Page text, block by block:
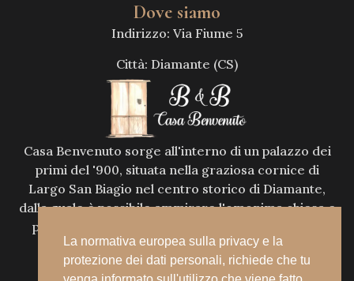
Dove siamo
Indirizzo: Via Fiume 5
Città: Diamante (CS)
Casa Benvenuto sorge all'interno di un palazzo dei
primi del '900, situata nella graziosa cornice di
Largo San Biagio nel centro storico di Diamante,
dalla quale è possibile ammirare l'omonima chiesa e
perdersi tra i vicoletti dipinti del centro storico.
La normativa europea sulla privacy e la
protezione dei dati personali, richiede che tu